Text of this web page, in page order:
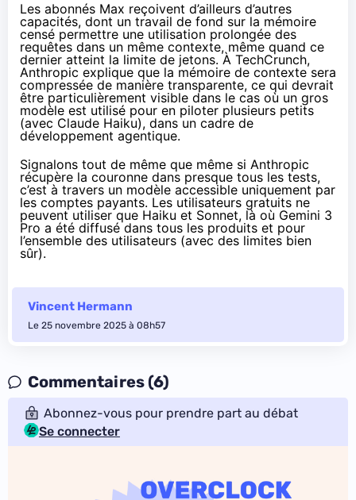
Les abonnés Max reçoivent d’ailleurs d’autres
capacités, dont un travail de fond sur la mémoire
censé permettre une utilisation prolongée des
requêtes dans un même contexte, même quand ce
dernier atteint la limite de jetons. À TechCrunch,
Anthropic explique que la mémoire de contexte sera
compressée de manière transparente, ce qui devrait
être particulièrement visible dans le cas où un gros
modèle est utilisé pour en piloter plusieurs petits
(avec Claude Haiku), dans un cadre de
développement agentique.
Signalons tout de même que même si Anthropic
récupère la couronne dans presque tous les tests,
c’est à travers un modèle accessible uniquement par
les comptes payants. Les utilisateurs gratuits ne
peuvent utiliser que Haiku et Sonnet, là où Gemini 3
Pro a été diffusé dans tous les produits et pour
l’ensemble des utilisateurs (avec des limites bien
sûr).
Vincent Hermann
Le 25 novembre 2025 à 08h57
Commentaires (6)
Abonnez-vous pour prendre part au débat
Se connecter